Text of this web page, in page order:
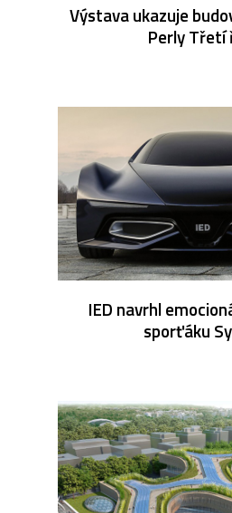
Výstava ukazuje
Perly Třetí
IED navrhl
sporťáku